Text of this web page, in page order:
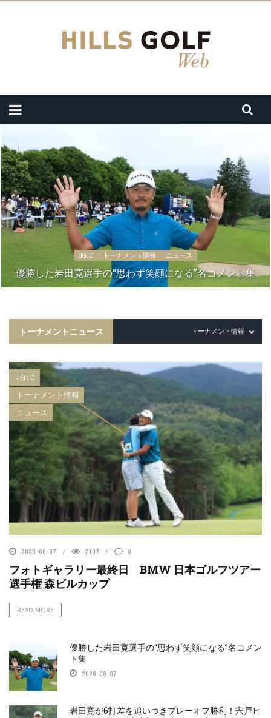
JGTC トーナメント情報 ニュース
優勝した岩田寛選手の“思わず笑顔になる”名コメント集
トーナメントニュース トーナメント情報
JGTC
トーナメント情報
ニュース
2026-06-07 7107 0
フォトギャラリー最終日 BMW 日本ゴルフツアー
選手権 森ビルカップ
READ MORE
優勝した岩田寛選手の“思わず笑顔になる”名コメン
ト集
2026-06-07
岩田寛が6打差を追いつきプレーオフ勝利！宍戸ヒ